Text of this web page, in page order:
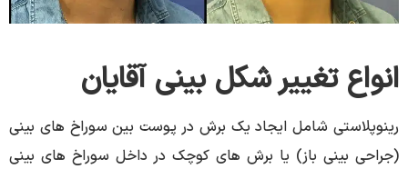
انواع تغییر شکل بینی آقایان
رینوپلاستی شامل ایجاد یک برش در پوست بین سوراخ‌ های بینی
(جراحی بینی باز) یا برش ‌های کوچک در داخل سوراخ ‌های بینی